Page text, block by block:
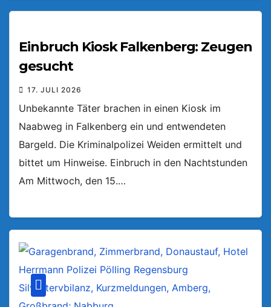
Einbruch Kiosk Falkenberg: Zeugen
gesucht
17. JULI 2026
Unbekannte Täter brachen in einen Kiosk im
Naabweg in Falkenberg ein und entwendeten
Bargeld. Die Kriminalpolizei Weiden ermittelt und
bittet um Hinweise. Einbruch in den Nachtstunden
Am Mittwoch, den 15.…